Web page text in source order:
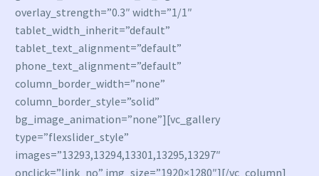
overlay_strength=”0.3″ width=”1/1″
tablet_width_inherit=”default”
tablet_text_alignment=”default”
phone_text_alignment=”default”
column_border_width=”none”
column_border_style=”solid”
bg_image_animation=”none”][vc_gallery
type=”flexslider_style”
images=”13293,13294,13301,13295,13297″
onclick=”link_no” img_size=”1920×1280″][/vc_column]